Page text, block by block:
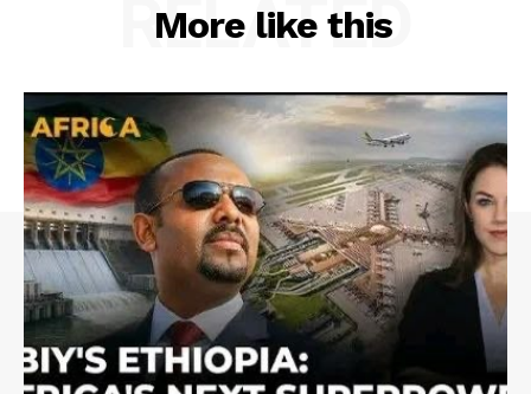
More like this
RELATED